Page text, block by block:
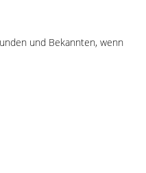
und Bekannten, wenn